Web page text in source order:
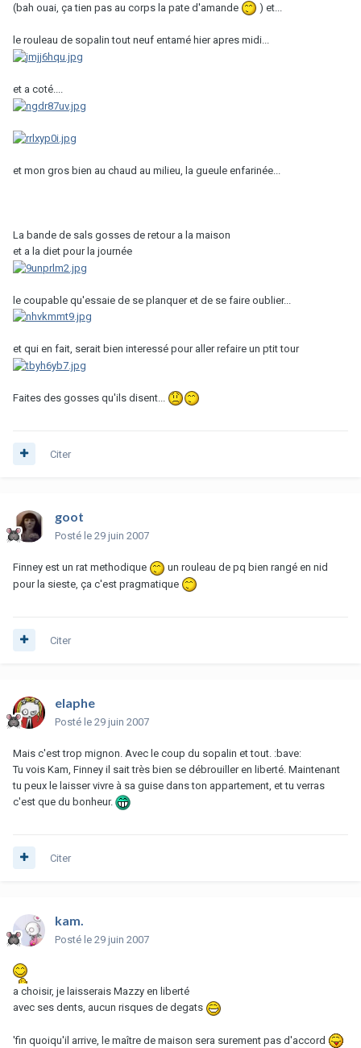
(bah ouai, ça tien pas au corps la pate d'amande
) et...
le rouleau de sopalin tout neuf entamé hier apres midi...
et a coté....
et mon gros bien au chaud au milieu, la gueule enfarinée...
La bande de sals gosses de retour a la maison
et a la diet pour la journée
le coupable qu'essaie de se planquer et de se faire oublier...
et qui en fait, serait bien interessé pour aller refaire un ptit tour
Faites des gosses qu'ils disent...
Citer
goot
Posté le 29 juin 2007
Finney est un rat methodique
un rouleau de pq bien rangé en nid
pour la sieste, ça c'est pragmatique
Citer
elaphe
Posté le 29 juin 2007
Mais c'est trop mignon. Avec le coup du sopalin et tout. :bave:
Tu vois Kam, Finney il sait très bien se débrouiller en liberté. Maintenant
tu peux le laisser vivre à sa guise dans ton appartement, et tu verras
c'est que du bonheur.
Citer
kam.
Posté le 29 juin 2007
a choisir, je laisserais Mazzy en liberté
avec ses dents, aucun risques de degats
'fin quoiqu'il arrive, le maître de maison sera surement pas d'accord